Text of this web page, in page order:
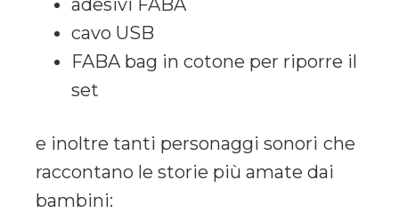
adesivi FABA
cavo USB
FABA bag in cotone per riporre il
set
e inoltre tanti personaggi sonori che
raccontano le storie più amate dai
bambini: